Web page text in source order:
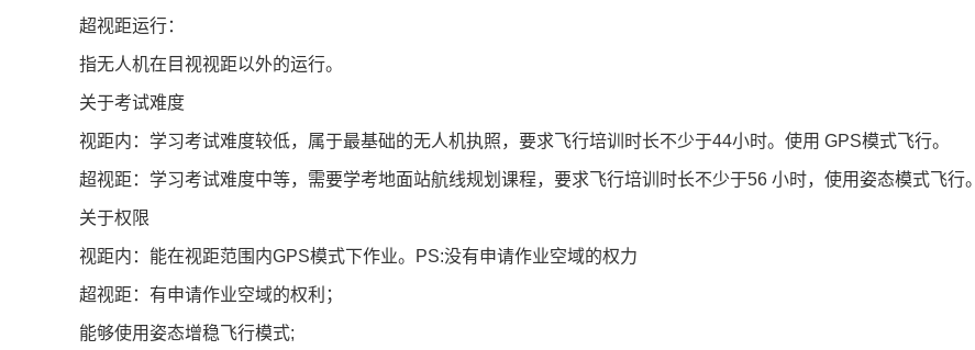
超视距运行：
指无人机在目视视距以外的运行。
关于考试难度
视距内：学习考试难度较低，属于最基础的无人机执照，要求飞行培训时长不少于44小时。使用 GPS模式飞行。
超视距：学习考试难度中等，需要学考地面站航线规划课程，要求飞行培训时长不少于56 小时，使用姿态模式飞行。
关于权限
视距内：能在视距范围内GPS模式下作业。PS:没有申请作业空域的权力
超视距：有申请作业空域的权利；
能够使用姿态增稳飞行模式;